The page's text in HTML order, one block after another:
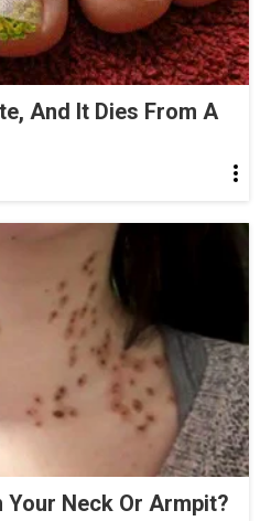
And It Dies From A
Your Neck Or Armpit?